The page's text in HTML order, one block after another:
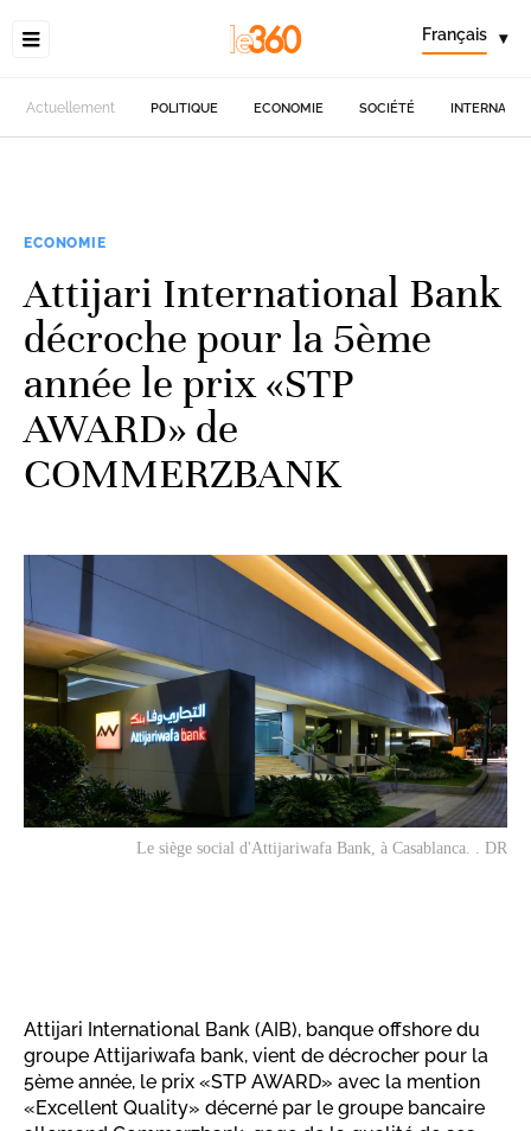
Français ▾
Actuellement POLITIQUE ECONOMIE SOCIÉTÉ
ECONOMIE
Attijari International Bank
décroche pour la 5ème
année le prix «STP
AWARD» de
COMMERZBANK
Le siège social d'Attijariwafa Bank, à Casablanca. . DR
Attijari International Bank (AIB), banque offshore du
groupe Attijariwafa bank, vient de décrocher pour la
5ème année, le prix «STP AWARD» avec la mention
«Excellent Quality» décerné par le groupe bancaire